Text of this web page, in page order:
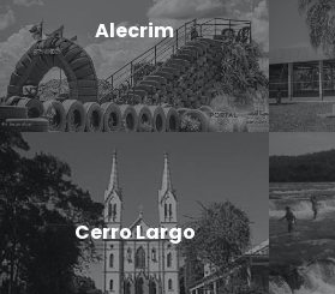
Alecrim
Cerro Largo